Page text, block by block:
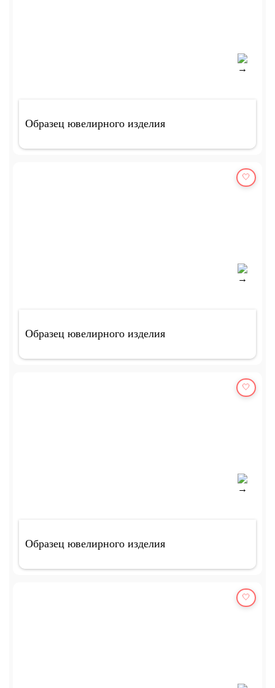
Образец ювелирного изделия
🤍
Образец ювелирного изделия
🤍
Образец ювелирного изделия
🤍